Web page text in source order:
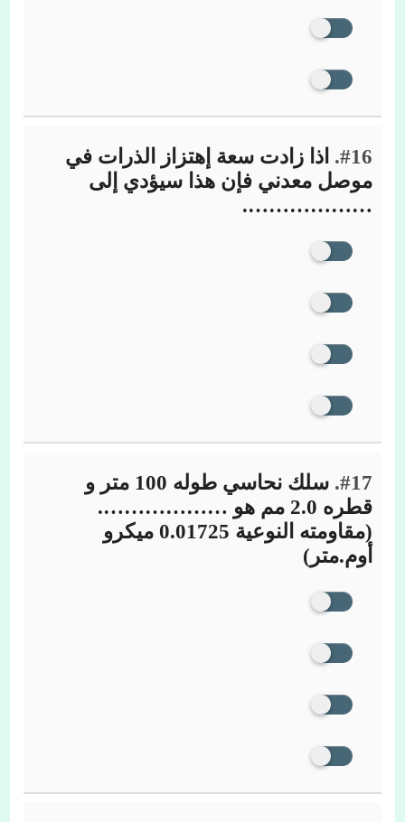
#16.
اذا زادت سعة إهتزاز الذرات في
موصل معدني فإن هذا سيؤدي إلى
……………….
#17.
سلك نحاسي طوله 100 متر و
قطره 2.0 مم هو ……………….
(مقاومته النوعية 0.01725 ميكرو
أوم.متر)